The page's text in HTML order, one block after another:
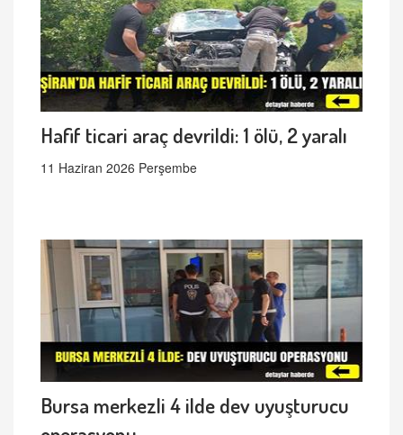
Hafif ticari araç devrildi: 1 ölü, 2 yaralı
11 Haziran 2026 Perşembe
Bursa merkezli 4 ilde dev uyuşturucu